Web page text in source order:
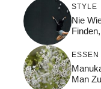
STYLE
Nie
ESSEN
Man